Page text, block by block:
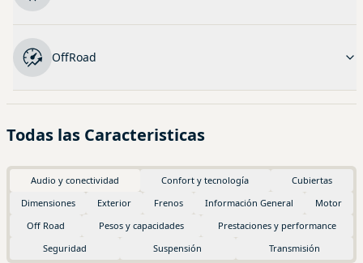
OffRoad
Todas las Caracteristicas
Audio y conectividad Confort y tecnología
Cubiertas
Dimensiones
Exterior Frenos Información General
Motor
Off Road
Pesos y capacidades
Prestaciones y performance
Seguridad
Suspensión Transmisión